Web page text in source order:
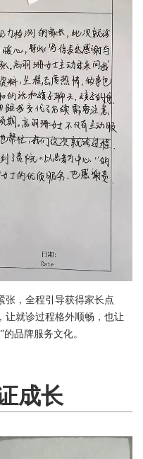
张，全程引导获得家长点
让就诊过程格外顺畅，也让
品牌服务文化。
成长